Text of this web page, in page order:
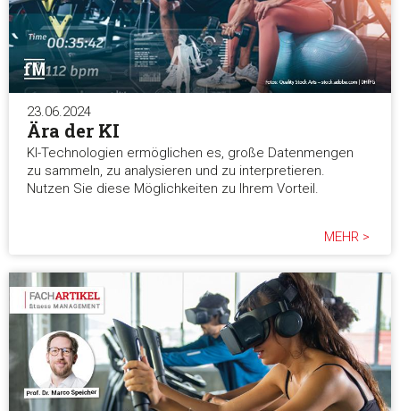
23.06.2024
Ära der KI
KI-Technologien ermöglichen es, große Datenmengen
zu sammeln, zu analysieren und zu interpretieren.
Nutzen Sie diese Möglichkeiten zu Ihrem Vorteil.
MEHR >